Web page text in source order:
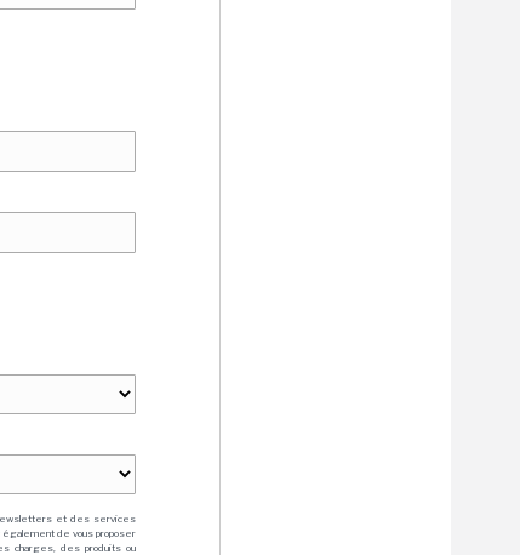
newsletters et des services
de vous proposer
charges, des produits ou